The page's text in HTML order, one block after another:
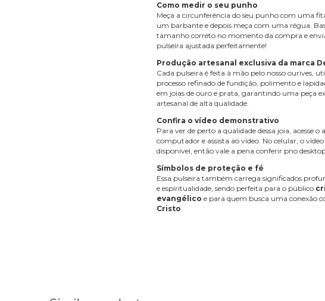
Como medir o seu punho
Meça a circunferência do seu punho com uma
um barbante e depois meça com uma régua.
tamanho correto no momento da compra e
pulseira ajustada perfeitamente!
Produção artesanal exclusiva da marca
Cada pulseira é feita à mão pelo nosso ourives,
processo refinado de fundição, polimento e
em joias de ouro e prata, garantindo uma peça
artesanal de alta qualidade.
Confira o vídeo demonstrativo
Para ver de perto a qualidade dessa joia, acesse o
computador e assista ao vídeo. No celular, o vídeo
disponível, então vale a pena conferir pno
Símbolos de proteção e fé
Essa pulseira também carrega significados
e espiritualidade, sendo perfeita para o público
evangélico e para quem busca uma conexão
Cristo.